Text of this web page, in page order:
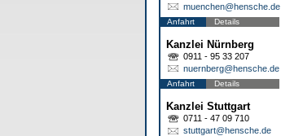
muenchen@hensche.de
Anfahrt Details
Kanzlei Nürnberg
0911 - 95 33 207
nuernberg@hensche.de
Anfahrt Details
Kanzlei Stuttgart
0711 - 47 09 710
stuttgart@hensche.de